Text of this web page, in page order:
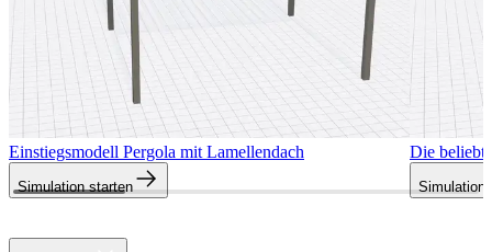
Einstiegsmodell Pergola mit Lamellendach
Simulation starten
Die
Simulation